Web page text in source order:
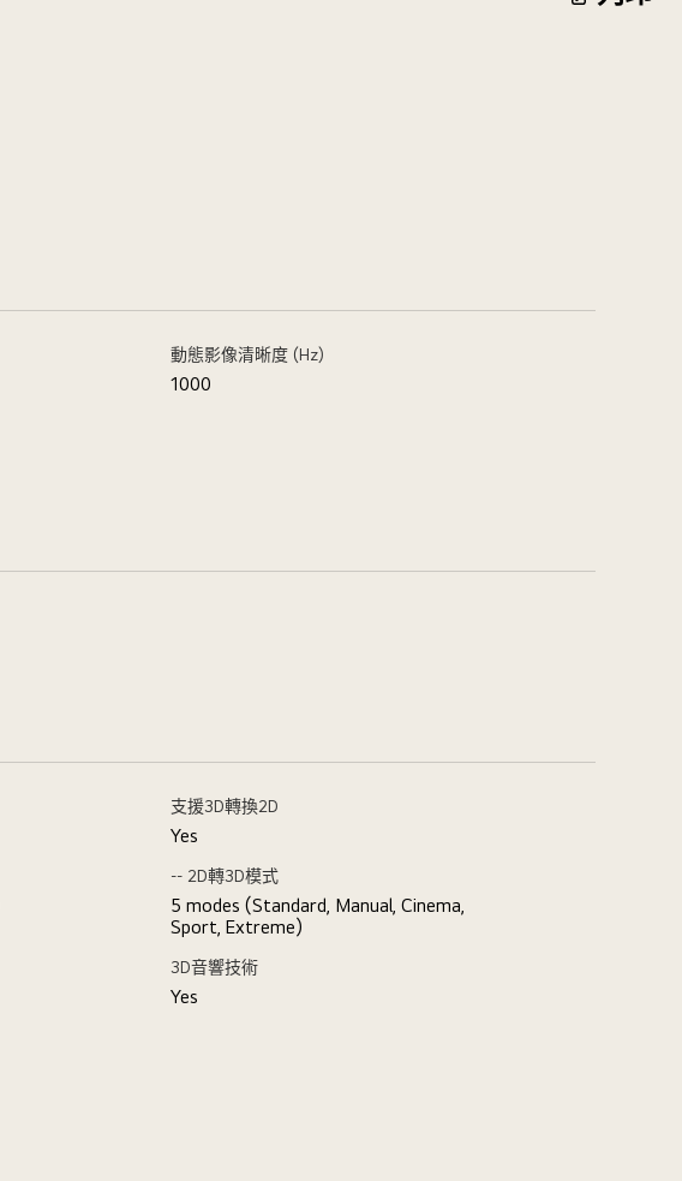
動態影像清晰度 (Hz)
1000
支援3D轉換2D
Yes
-- 2D轉3D模式
5 modes (Standard, Manual, Cinema,
Sport, Extreme)
3D音響技術
Yes